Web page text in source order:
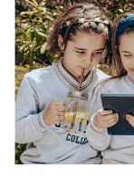
COLEGIO SANTA MARIA LA
Chaqueta
Santa Maria La
Valorado
con
0
de
5
$24.990